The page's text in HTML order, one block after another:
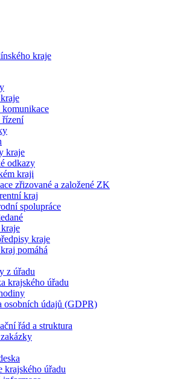
komunikace
kraje
odkazy
kraji
zřizované a založené ZK
kraj
spolupráce
kraje
pomáhá
z úřadu
krajského úřadu
osobních údajů (GDPR)
řád a struktura
krajského úřadu